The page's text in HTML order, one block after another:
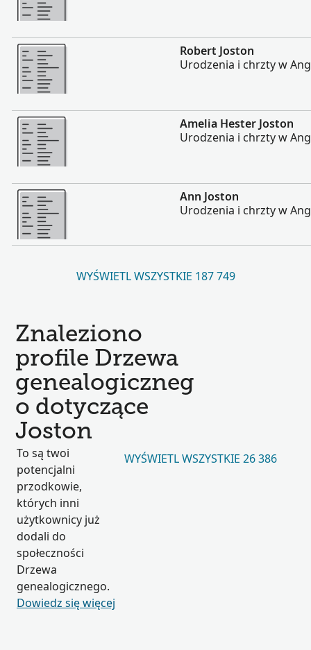
Więcej
Robert Joston
Urodzenia i chrzty w
Więcej
Amelia Hester Joston
Urodzenia i chrzty w
Więcej
Ann Joston
Urodzenia i chrzty w
WYŚWIETL WSZYSTKIE 187 749
Znaleziono
profile Drzewa
genealogiczneg
o dotyczące
Joston
To są twoi
potencjalni
przodkowie,
których inni
użytkownicy już
dodali do
społeczności
Drzewa
genealogicznego.
Dowiedz się więcej
WYŚWIETL WSZYSTKIE 26 386